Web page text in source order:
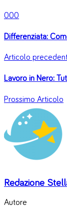
000
Differenziata:
Articolo
Lavoro in Nero:
Prossimo Articolo
Redazione
Autore